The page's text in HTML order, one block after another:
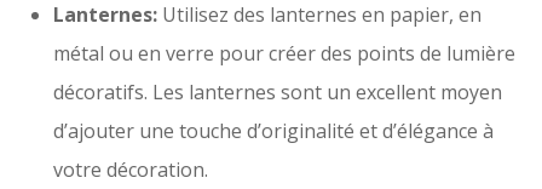
Lanternes: Utilisez des lanternes en papier, en
métal ou en verre pour créer des points de lumière
décoratifs. Les lanternes sont un excellent moyen
d’ajouter une touche d’originalité et d’élégance à
votre décoration.